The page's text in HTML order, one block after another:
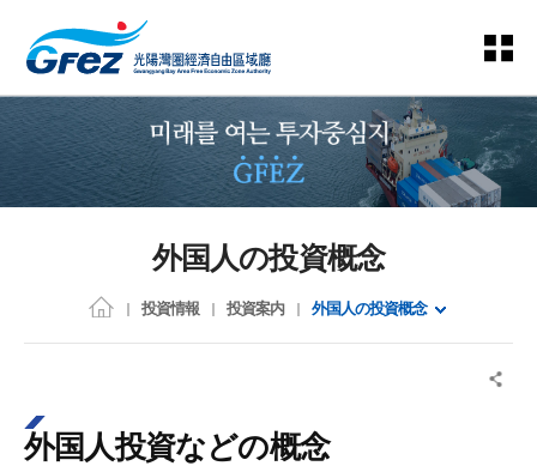
外国人の投資概念
投資情報 投資案内 外国人の投資概念
外国人投資などの概念